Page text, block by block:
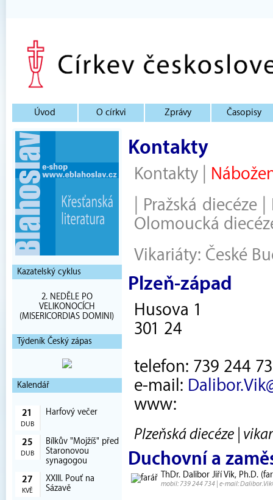
Úvod O církvi Zprávy Časopisy
Kazatelský cyklus
2. NEDĚLE PO
VELIKONOCÍCH
(MISERICORDIAS DOMINI)
Týdeník Český zápas
Kalendář
21
DUB
Harfový večer
25
DUB
Bílkův "Mojžíš" před
Staronovou
synagogou
27
KVĚ
XXIII. Pouť na
Sázavě
Kontakty
Kontakty
Pražská diecéze|
Olomoucká
Vikariáty: České
Plzeň-západ
Husova 1
301 24
telefon: 739 244
e-mail:
www:
Plzeňská diecéze |
Duchovní a
ThDr. Dalibor Jiří Vik, Ph.D.
mobil: 739 244 734 | e-mail: